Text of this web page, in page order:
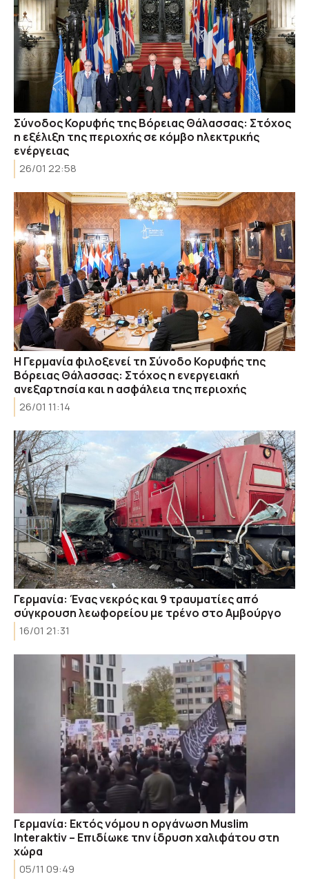
Σύνοδος Κορυφής της Βόρειας Θάλασσας: Στόχος
η εξέλιξη της περιοχής σε κόμβο ηλεκτρικής
ενέργειας
26/01 22:58
Η Γερμανία φιλοξενεί τη Σύνοδο Κορυφής της
Βόρειας Θάλασσας: Στόχος η ενεργειακή
ανεξαρτησία και η ασφάλεια της περιοχής
26/01 11:14
Γερμανία: Ένας νεκρός και 9 τραυματίες από
σύγκρουση λεωφορείου με τρένο στο Αμβούργο
16/01 21:31
Γερμανία: Εκτός νόμου η οργάνωση Μuslim
Interaktiv – Επιδίωκε την ίδρυση χαλιφάτου στη
χώρα
05/11 09:49